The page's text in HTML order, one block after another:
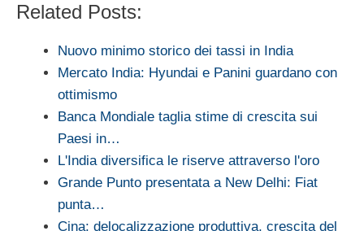
Related Posts:
Nuovo minimo storico dei tassi in India
Mercato India: Hyundai e Panini guardano con
ottimismo
Banca Mondiale taglia stime di crescita sui
Paesi in…
L'India diversifica le riserve attraverso l'oro
Grande Punto presentata a New Delhi: Fiat
punta…
Cina: delocalizzazione produttiva, crescita del